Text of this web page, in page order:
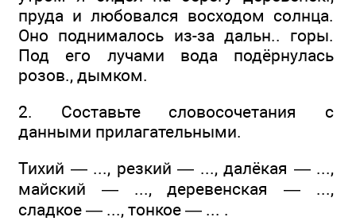
пруда и любовался восходом солнца.
Оно поднималось из-за дальн.. горы.
Под его лучами вода подёрнулась
розов., дымком.
2. Составьте словосочетания с
данными прилагательными.
Тихий — ..., резкий — ..., далёкая — ...,
майский — ..., деревенская — ...,
сладкое — ..., тонкое — ... .